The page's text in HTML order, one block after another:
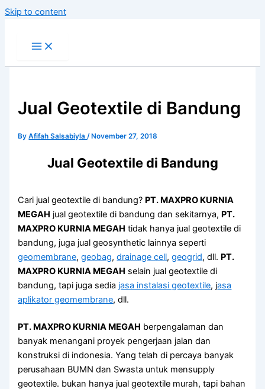
Skip to content
Jual Geotextile di Bandung
ByAfifah Salsabiyla/ November 27, 2018
Jual Geotextile di Bandung
Cari jual geotextile di bandung? PT. MAXPRO KURNIA
MEGAH jual geotextile di bandung dan sekitarnya, PT.
MAXPRO KURNIA MEGAH tidak hanya jual geotextile di
bandung, juga jual geosynthetic lainnya seperti
geomembrane,geobag,drainage cell,geogrid, dll. PT.
MAXPRO KURNIA MEGAH selain jual geotextile di
bandung, tapi juga sedia jasa instalasi geotextile, jasa
aplikator geomembrane, dll.
PT. MAXPRO KURNIA MEGAH berpengalaman dan
banyak menangani proyek pengerjaan jalan dan
konstruksi di indonesia. Yang telah di percaya banyak
perusahaan BUMN dan Swasta untuk mensupply
geotextile. bukan hanya jual geotextile murah, tapi bahan